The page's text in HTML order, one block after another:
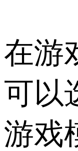
在游
可以
游戏